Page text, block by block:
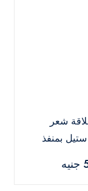
شعر
بمنفذ